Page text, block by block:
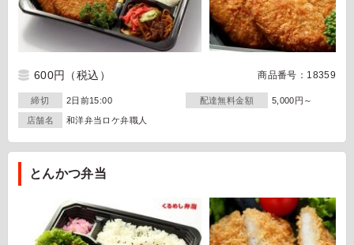
600円 （税込） 商品番号：18359
締切 2日前15:00 配達無料金額 5,000円～
店舗名 和洋弁当ロケ弁職人
とんかつ弁当